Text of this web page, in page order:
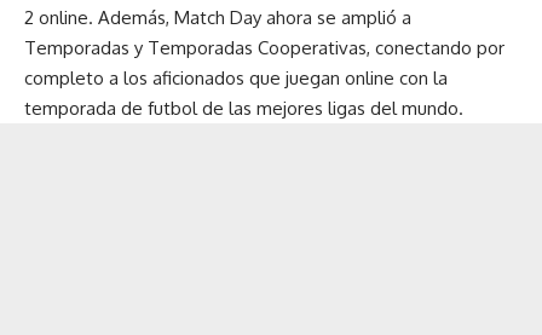
2 online. Además, Match Day ahora se amplió a
Temporadas y Temporadas Cooperativas, conectando por
completo a los aficionados que juegan online con la
temporada de futbol de las mejores ligas del mundo.